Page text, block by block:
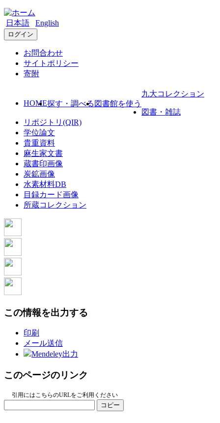
日本語 English
ログイン
お問合わせ
サイトポリシー
寄附
HOME探す・調べる 図書館を使う
九大コレクション
図書・雑誌
リポジトリ(QIR)
学位論文
貴重資料
麻生家文書
蔵書印画像
炭鉱画像
水素材料DB
目録カード画像
所蔵コレクション
この情報を出力する
印刷
メール送信
Mendeley出力
このページのリンク
引用にはこちらのURLをご利用ください
コピー